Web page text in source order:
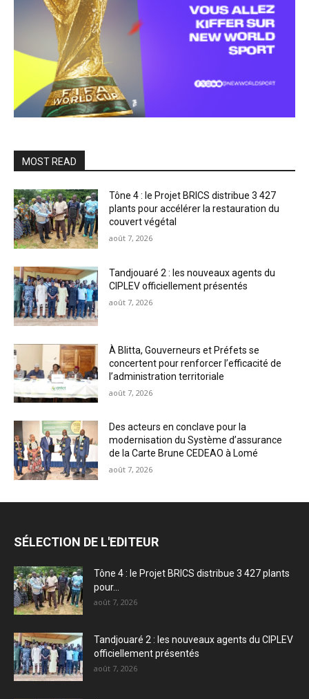
MOST READ
Tône 4 : le Projet BRICS distribue 3 427
plants pour accélérer la restauration du
couvert végétal
août 7, 2026
Tandjouaré 2 : les nouveaux agents du
CIPLEV officiellement présentés
août 7, 2026
À Blitta, Gouverneurs et Préfets se
concertent pour renforcer l’efficacité de
l’administration territoriale
août 7, 2026
Des acteurs en conclave pour la
modernisation du Système d’assurance
de la Carte Brune CEDEAO à Lomé
août 7, 2026
SÉLECTION DE L'EDITEUR
Tône 4 : le Projet BRICS distribue 3 427 plants
pour...
août 7, 2026
Tandjouaré 2 : les nouveaux agents du CIPLEV
officiellement présentés
août 7, 2026